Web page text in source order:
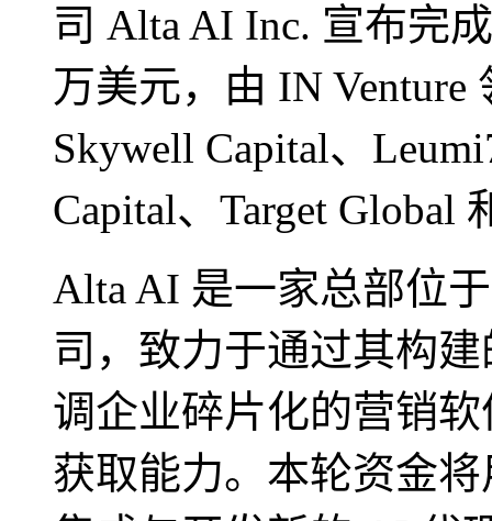
司 Alta AI Inc. 宣布完
万美元，由 IN Venture
Skywell Capital、
Capital、Target Global
Alta AI 是一家总部位
司，致力于通过其构
调企业碎片化的营销
获取能力。本轮资金